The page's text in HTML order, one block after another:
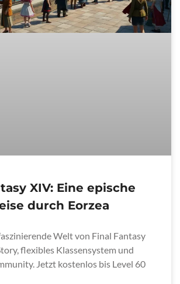
XIV: Eine epische
durch Eorzea
Welt von Final Fantasy
flexibles Klassensystem und
Jetzt kostenlos bis Level 60